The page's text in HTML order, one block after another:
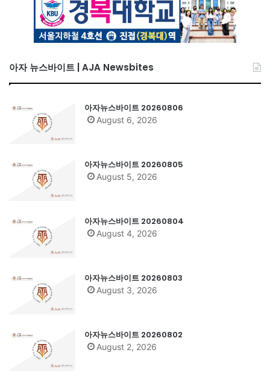
아자 뉴스바이트 | AJA Newsbites
아자뉴스바이트 20260806
August 6, 2026
아자뉴스바이트 20260805
August 5, 2026
아자뉴스바이트 20260804
August 4, 2026
아자뉴스바이트 20260803
August 3, 2026
아자뉴스바이트 20260802
August 2, 2026